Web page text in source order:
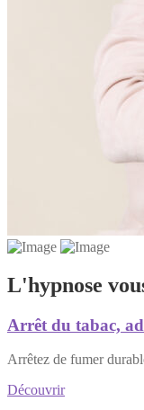
L'hypnose
Arrêt du tabac,
Arrêtez de fumer
Découvrir